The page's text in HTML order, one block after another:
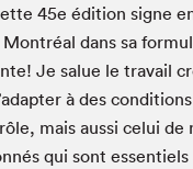
45e édition signe
dans sa
Je salue le travail
à des
mais aussi celui de
qui sont essentiels